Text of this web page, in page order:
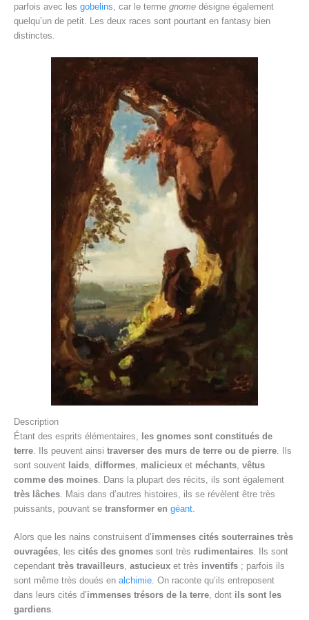
parfois avec les gobelins, car le terme gnome désigne également
quelqu’un de petit. Les deux races sont pourtant en fantasy bien
distinctes.
Description
Étant des esprits élémentaires, les gnomes sont constitués de
terre . Ils peuvent ainsi traverser des murs de terre ou de pierre . Ils
sont souvent laids difformes malicieux et méchants vêtus
comme des moines . Dans la plupart des récits, ils sont également
très lâches . Mais dans d’autres histoires, ils se révèlent être très
puissants, pouvant se transformer en géant
Alors que les nains construisent d’immenses cités souterraines très
ouvragées , les cités des gnomes sont très rudimentaires . Ils sont
cependant très travailleurs astucieux et très inventifs ; parfois ils
sont même très doués en alchimie . On raconte qu’ils entreposent
dans leurs cités d’immenses trésors de la terre , dont ils sont les
gardiens